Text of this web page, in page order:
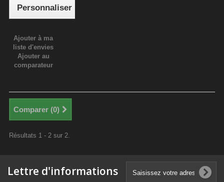
Personnaliser
Ajouter à ma
liste d'envies
Ajouter au
comparateur
Comparer (0)
Résultats 1 - 2 sur 2.
Lettre d'informations